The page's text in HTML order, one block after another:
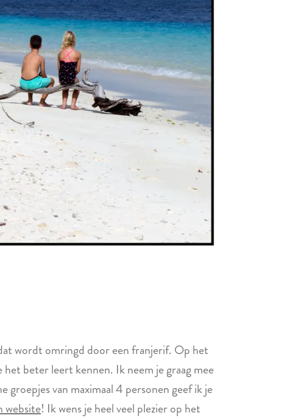
wordt omringd door een franjerif. Op het
het beter leert kennen. Ik neem je graag mee
van maximaal 4 personen geef ik je
website! Ik wens je heel veel plezier op het